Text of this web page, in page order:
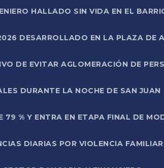
HALLADO SIN VIDA EN EL
DESARROLLADO EN LA PLAZA DE
DE EVITAR AGLOMERACIÓN DE
DURANTE LA NOCHE DE SAN JUAN
79 % Y ENTRA EN ETAPA FINAL DE
DIARIAS POR VIOLENCIA FAMILIAR